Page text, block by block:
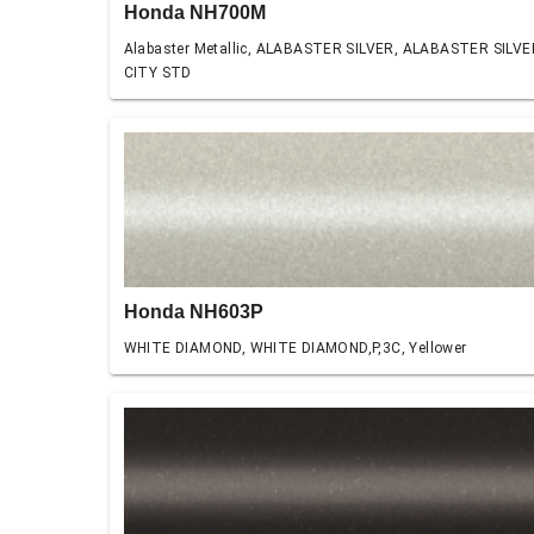
Honda NH700M
Alabaster Metallic, ALABASTER SILVER, ALABASTER
CITY STD
Honda NH603P
WHITE DIAMOND, WHITE DIAMOND,P,3C, Yellower